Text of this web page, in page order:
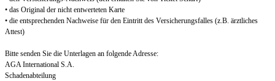
• das Original der nicht entwerteten Karte
• die entsprechenden Nachweise für den Eintritt des Versicherungsfalles (z.B. ärztliches
Attest)
Bitte senden Sie die Unterlagen an folgende Adresse:
AGA International S.A.
Schadenabteilung